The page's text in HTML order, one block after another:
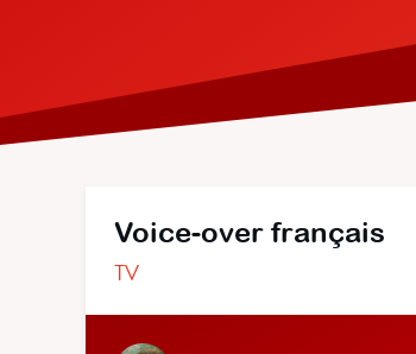
Voice-over français
TV